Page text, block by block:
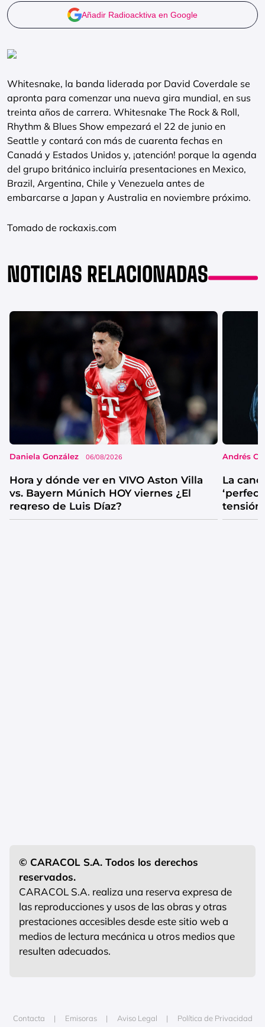
Añadir Radioacktiva en Google
Whitesnake, la banda liderada por David Coverdale se
apronta para comenzar una nueva gira mundial, en sus
treinta años de carrera. Whitesnake The Rock & Roll,
Rhythm & Blues Show empezará el 22 de junio en
Seattle y contará con más de cuarenta fechas en
Canadá y Estados Unidos y, ¡atención! porque la agenda
del grupo británico incluiría presentaciones en Mexico,
Brazil, Argentina, Chile y Venezuela antes de
embarcarse a Japan y Australia en noviembre próximo.
Tomado de rockaxis.com
NOTICIAS RELACIONADAS
Daniela González 06/08/2026
Hora y dónde ver en VIVO Aston Villa
vs. Bayern Múnich HOY viernes ¿El
regreso de Luis Díaz?
Andrés
La
tensión
catarsis
© CARACOL S.A. Todos los derechos
reservados.
CARACOL S.A. realiza una reserva expresa de
las reproducciones y usos de las obras y otras
prestaciones accesibles desde este sitio web a
medios de lectura mecánica u otros medios que
resulten adecuados.
Contacta Emisoras Aviso Legal Política de Privacidad